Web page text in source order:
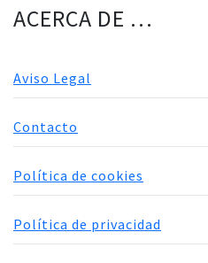
ACERCA DE …
Aviso Legal
Contacto
Política de cookies
Política de privacidad